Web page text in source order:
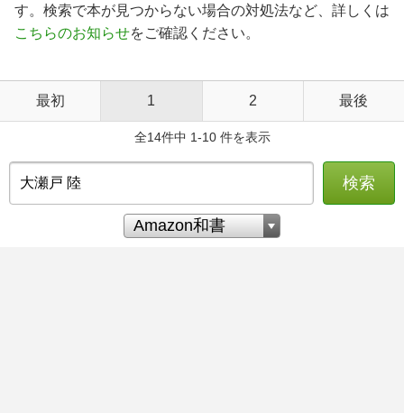
す。検索で本が見つからない場合の対処法など、詳しくは
こちらのお知らせをご確認ください。
最初 1 2 最後
全14件中 1-10 件を表示
検索